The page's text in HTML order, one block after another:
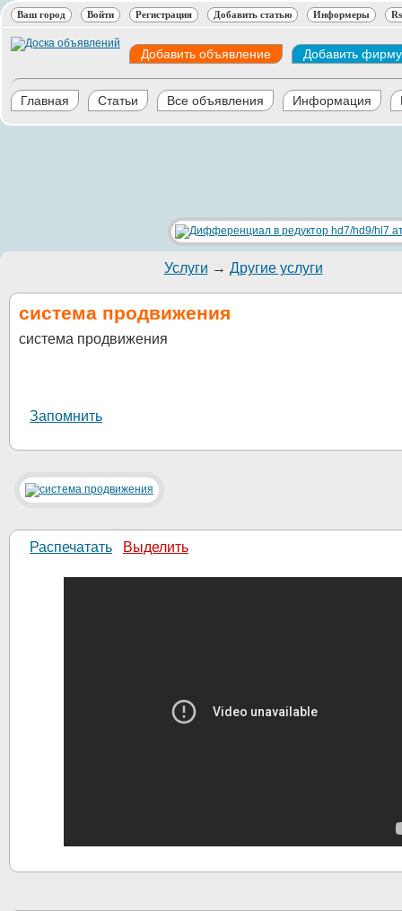
Ваш город Войти Регистрация Добавить статью Информеры
Добавить объявление Добавить фирму
Главная Статьи Все объявления Информация
Услуги → Другие услуги
система продвижения
система продвижения
Запомнить
Распечатать Выделить